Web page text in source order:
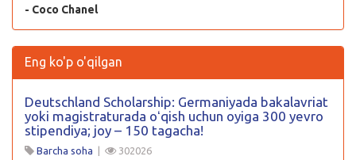
- Coco Chanel
Eng ko'p o'qilgan
Deutschland Scholarship: Germaniyada bakalavriat
yoki magistraturada oʻqish uchun oyiga 300 yevro
stipendiya; joy – 150 tagacha!
Barcha soha | 302026